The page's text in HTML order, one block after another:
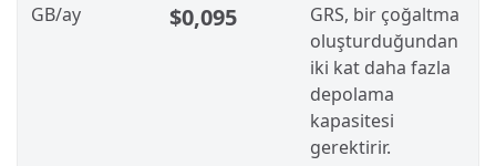
GB/ay $0,095
GRS, bir çoğaltma
oluşturduğundan
iki kat daha fazla
depolama
kapasitesi
gerektirir.